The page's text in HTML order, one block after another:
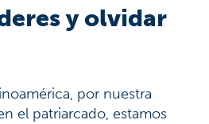
y olvidar
por nuestra
el patriarcado, estamos